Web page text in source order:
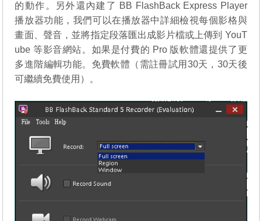
的動作。另外還內建了 BB FlashBack Express Player
播放器功能，我們可以在播放器中詳細檢視每個影格與
畫面、聲音，並將指定段落匯出成影片檔或上傳到 YouT
ube 等影音網站。如果是付費的 Pro 版軟體還提供了更
多進階編輯功能。免費軟體（需註冊試用30天，30天後
可繼續免費使用）。